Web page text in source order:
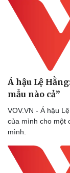
Sức khỏe
Dinh dưỡng -
Sản phụ khoa
Nhi khoa
Làm đẹp - giảm
Phòng mạch
Ăn sạch sống khỏe
Á hậu Lệ
mẫu nào cả”
VOV.VN - Á hậu
của mình cho một
mình.